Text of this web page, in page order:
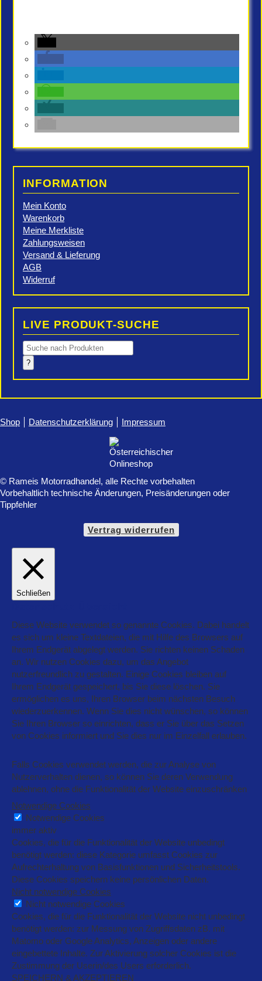
INFORMATION
Mein Konto
Warenkorb
Meine Merkliste
Zahlungsweisen
Versand & Lieferung
AGB
Widerruf
LIVE PRODUKT-SUCHE
Products
search
?
Shop Datenschutzerklärung Impressum
© Rameis Motorradhandel, alle Rechte vorbehalten
Vorbehaltlich technische Änderungen, Preisänderungen oder
Tippfehler
Vertrag widerrufen
Schließen
Diese Website verwendet so genannte Cookies. Dabei handelt
es sich um kleine Textdateien, die mit Hilfe des Browsers auf
Ihrem Endgerät abgelegt werden. Sie richten keinen Schaden
an. Wir nutzen Cookies dazu, um das Angebot
nutzerfreundlich zu gestalten. Einige Cookies bleiben auf
Ihrem Endgerät gespeichert, bis Sie diese löschen. Sie
ermöglichen es uns, Ihren Browser beim nächsten Besuch
wiederzuerkennen. Wenn Sie dies nicht wünschen, so können
Sie Ihren Browser so einrichten, dass er Sie über das Setzen
von Cookies informiert und Sie dies nur im Einzelfall erlauben.
Falls Cookies verwendet werden, die zur Analyse von
Nutzerverhalten dienen, so können Sie deren Verwendung
ablehnen, ohne die Funktionalität der Website einzuschränken
Notwendige Cookies
Notwendige Cookies
immer aktiv
Cookies, die für die Funktionalität der Website unbedingt
benötigt werden: diese Kategorie umfasst Cookies zur
Aufrechterhaltung von Basisfunktionen und Sicherheitstools.
Diese Cookies speichern keine persönlichen Daten.
Nicht notwendige Cookies
Nicht notwendige Cookies
Cookies, die für die Funktionalität der Website nicht unbedingt
benötigt werden: zur Messung von Zugriffsdaten zB. mit
Matomo oder Google Analytics, Anzeigen oder andere
eingebettete Inhalte. Zur Aktivierung solcher Cookies ist die
Zustimmung der Userin/des Users erforderlich.
SPEICHERN & AKZEPTIEREN